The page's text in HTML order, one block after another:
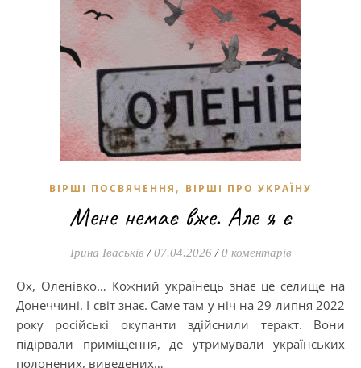
ВІРШІ ПОСВЯЧЕННЯ , ВІРШІ ПРО УКРАЇНУ
Мене немає вже. Але я є
Ірина Іваськів / 07.04.2026 / 0 коментарів
Ох, Оленівко… Кожний українець знає це селище на
Донеччині. І світ знає. Саме там у ніч на 29 липня 2022
року російські окупанти здійснили теракт. Вони
підірвали приміщення, де утримували українських
полонених, виведених…